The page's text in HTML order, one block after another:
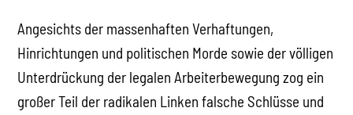
Angesichts der massenhaften Verhaftungen,
Hinrichtungen und politischen Morde sowie der völligen
Unterdrückung der legalen Arbeiterbewegung zog ein
großer Teil der radikalen Linken falsche Schlüsse und